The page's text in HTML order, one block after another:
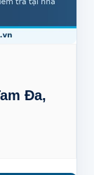
Đa,